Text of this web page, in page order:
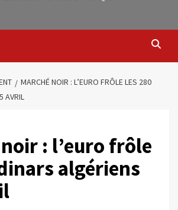
MARCHÉ NOIR : L’EURO FRÔLE LES 280
AVRIL
: l’euro frôle
algériens